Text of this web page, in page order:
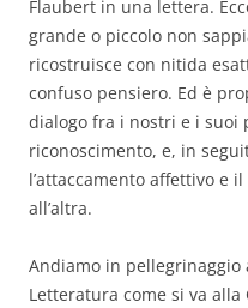
Flaubert in una lettera.
grande o piccolo non
ricostruisce con nitida
confuso pensiero. Ed è
dialogo fra i nostri e i suoi
riconoscimento, e, in
l’attaccamento affettivo e
all’altra.
Andiamo in pellegrinaggio
Letteratura come si va